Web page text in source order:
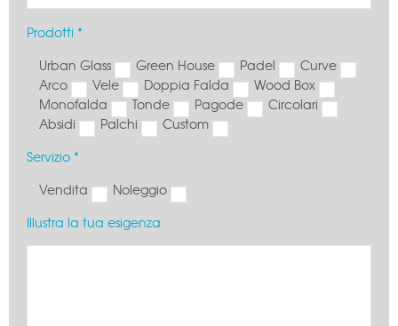
Prodotti *
Urban Glass
Green House Padel
Curve
Arco
Vele Doppia Falda
Wood Box
Monofalda
Tonde Pagode
Circolari
Absidi
Palchi
Custom
Servizio *
Vendita
Noleggio
Illustra la tua esigenza